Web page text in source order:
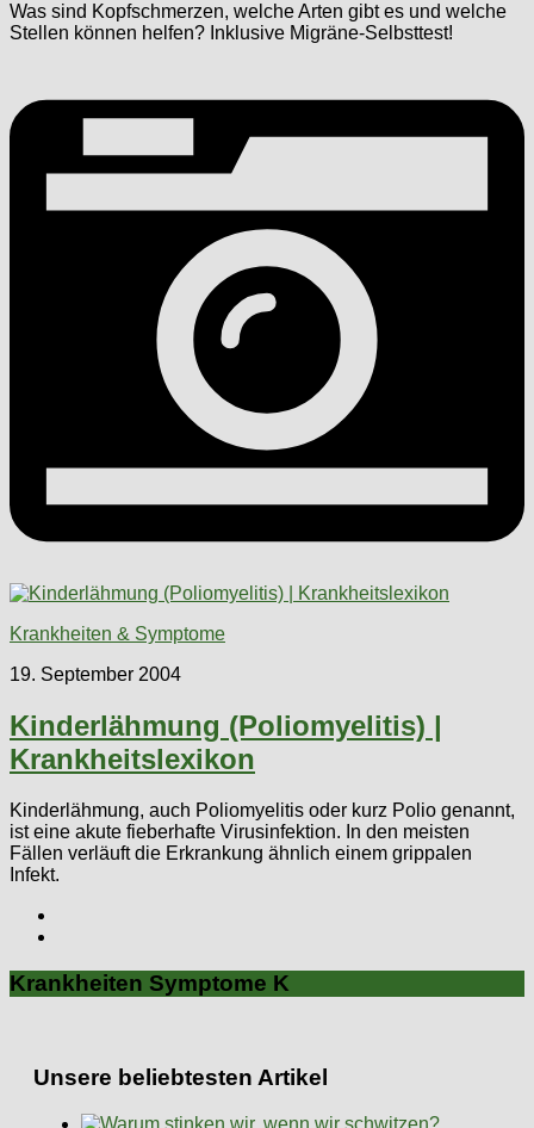
Was sind Kopfschmerzen, welche Arten gibt es und welche
Stellen können helfen? Inklusive Migräne-Selbsttest!
Krankheiten & Symptome
19. September 2004
Kinderlähmung (Poliomyelitis) |
Krankheitslexikon
Kinderlähmung, auch Poliomyelitis oder kurz Polio genannt,
ist eine akute fieberhafte Virusinfektion. In den meisten
Fällen verläuft die Erkrankung ähnlich einem grippalen
Infekt.
Krankheiten Symptome K
Unsere beliebtesten Artikel